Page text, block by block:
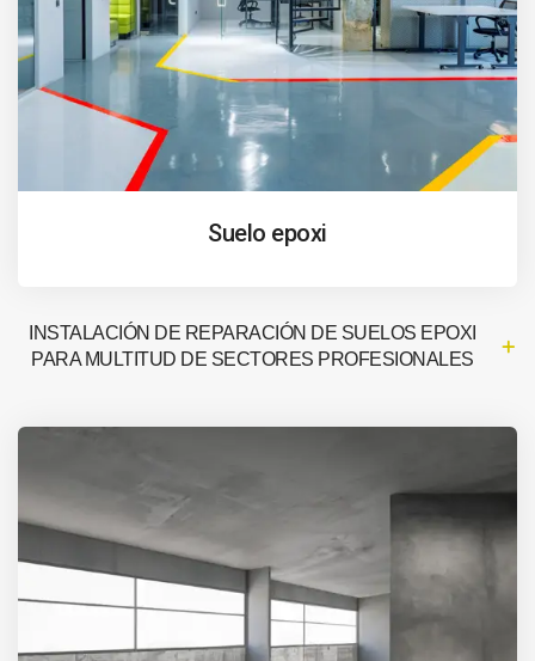
Suelo epoxi
INSTALACIÓN DE REPARACIÓN DE SUELOS EPOXI
PARA MULTITUD DE SECTORES PROFESIONALES